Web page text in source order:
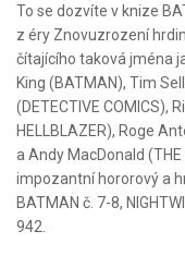
To se dozvíte v knize
z éry Znovuzrození
čítajícího taková jména
King (BATMAN), Tim
(DETECTIVE COMICS),
HELLBLAZER), Roge
a Andy MacDonald (THE
impozantní hororový a
BATMAN č. 7-8,
942.